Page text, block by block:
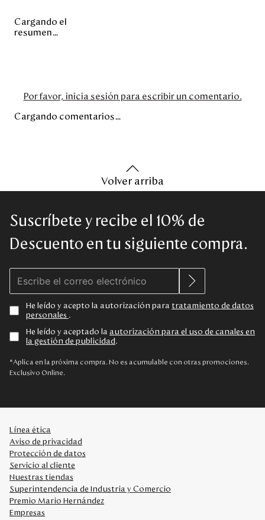
Cargando el
resumen…
Por favor, inicia sesión para escribir un comentario.
Cargando comentarios…
Volver arriba
Suscríbete y recibe el 10% de
Descuento en tu siguiente compra.
He leído y acepto la autorización para tratamiento de datos
personales .
He leído y aceptado la autorización para el uso de canales en
la gestión de publicidad .
*Aplica en la próxima compra. No es acumulable con otras promociones.
Exclusivo Online.
Línea ética
Aviso de privacidad
Protección de datos
Servicio al cliente
Nuestras tiendas
Superintendencia de Industria y Comercio
Premio Mario Hernández
Empresas